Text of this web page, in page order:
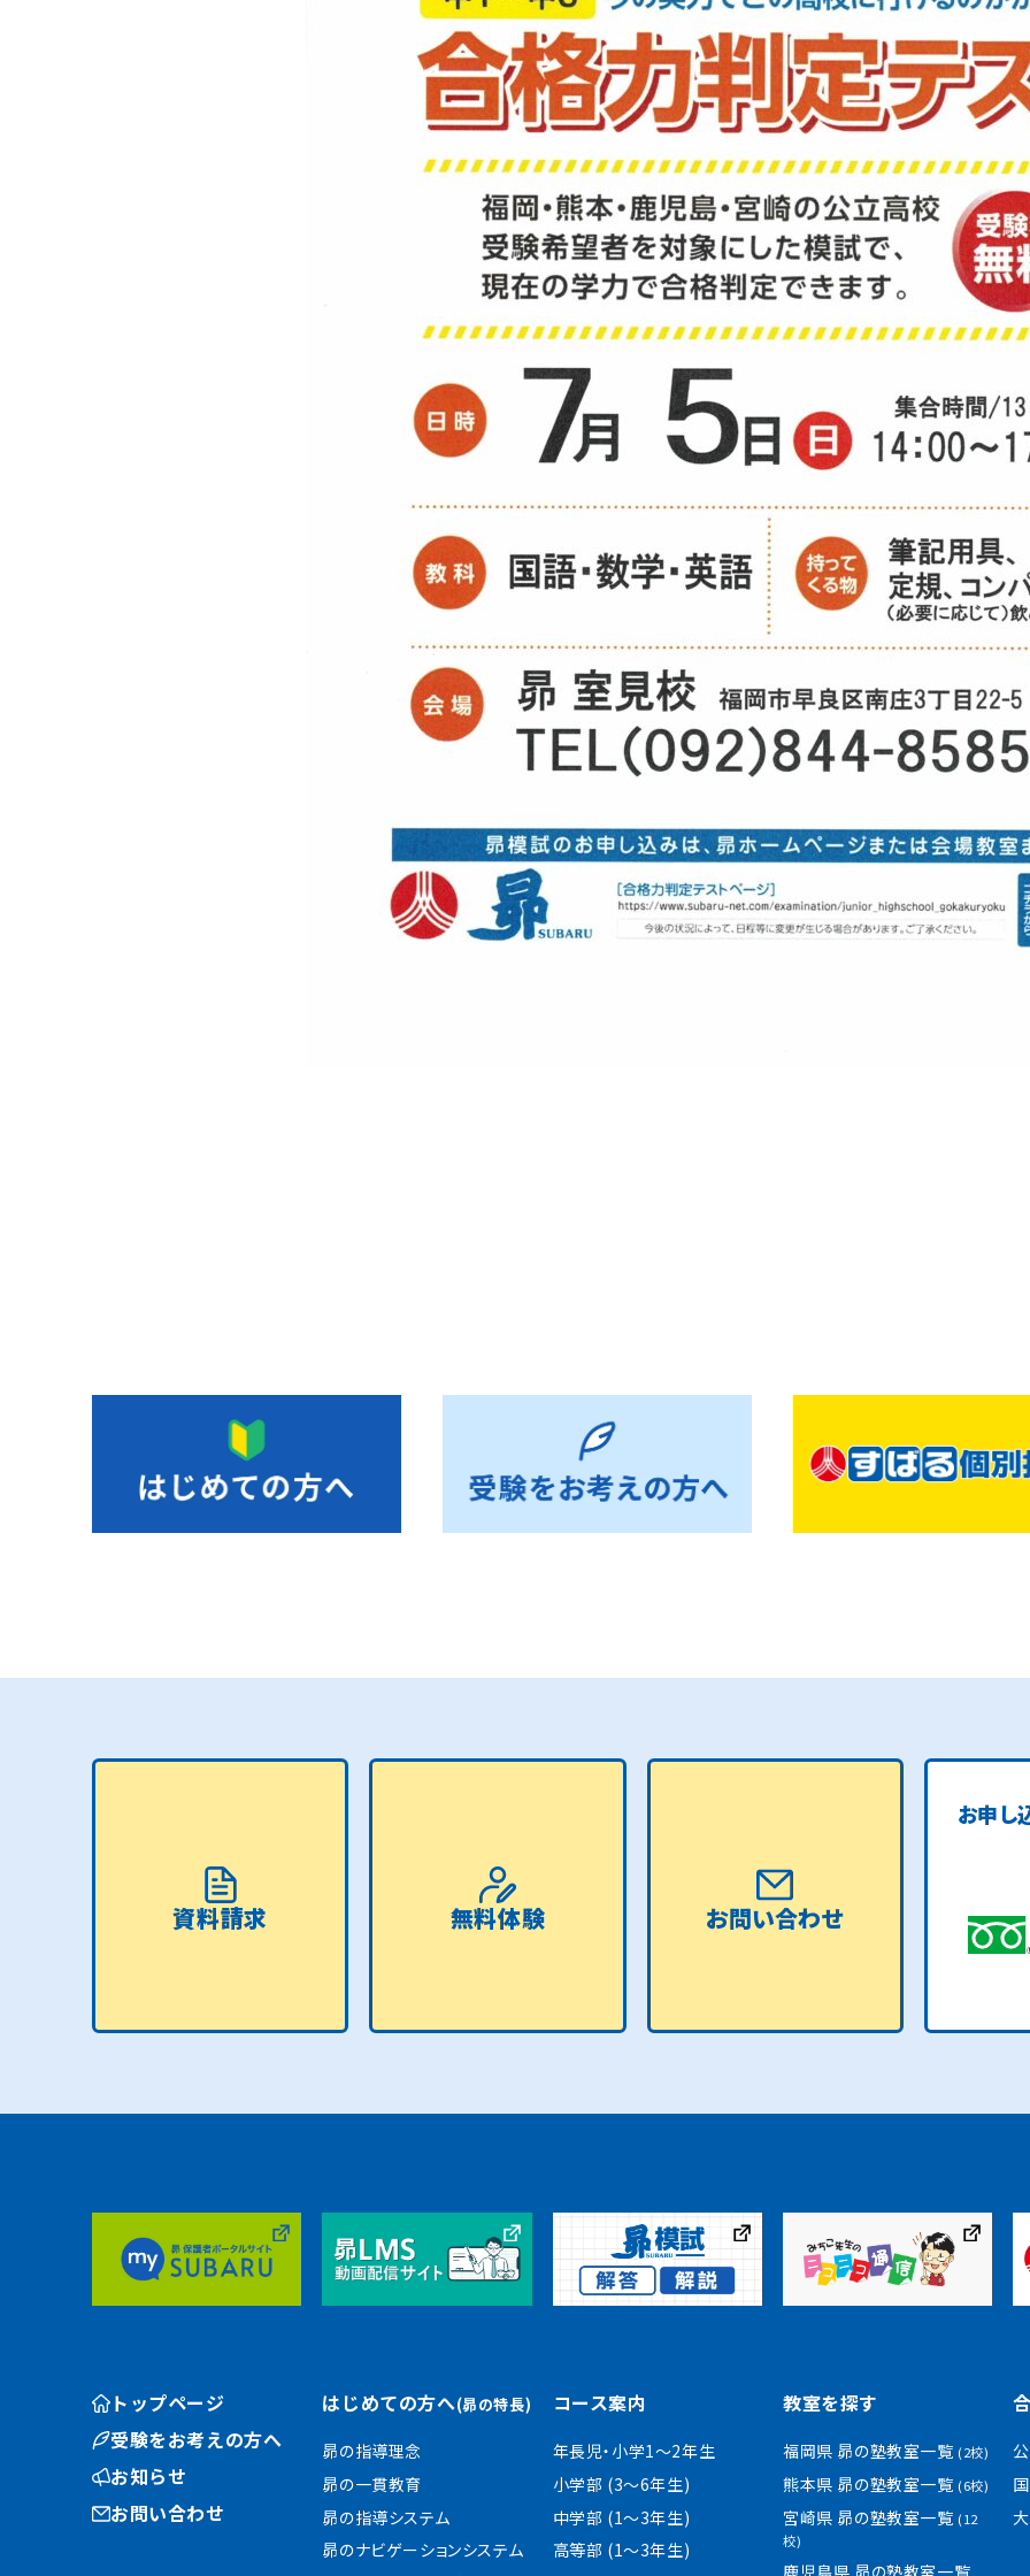
資料請求 無料体験 お問い合わせ
お申し
トップページ
受験をお考えの方へ
お知らせ
お問い合わせ
はじめての方へ(昴の特長)
昴の指導理念
昴の一貫教育
昴の指導システム
昴のナビゲーションシステム
コース案内
年長児・小学1〜2年生
小学部 (3〜6年生)
中学部 (1〜3年生)
高等部 (1〜3年生)
教室を探す
福岡県 昴の塾教室一覧(2校)
熊本県 昴の塾教室一覧(6校)
宮崎県 昴の塾教室一覧(12
校)